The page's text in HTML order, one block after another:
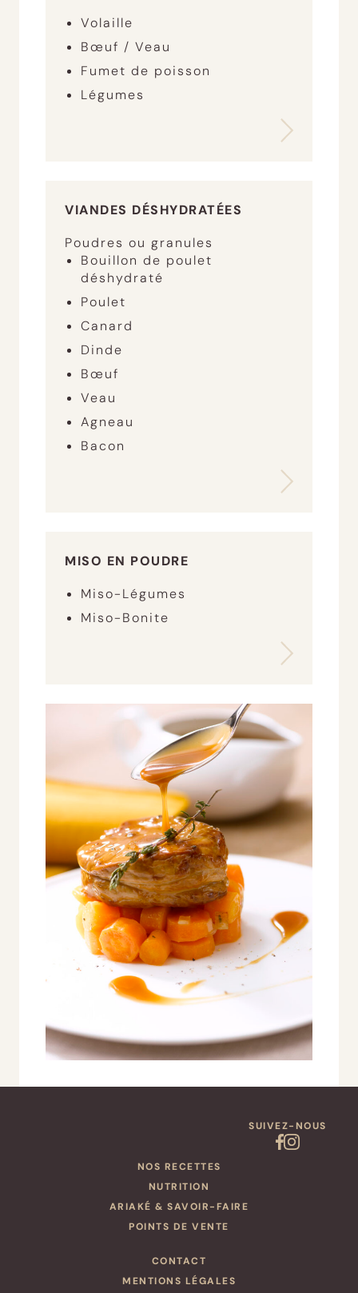
Volaille
Bœuf / Veau
Fumet de poisson
Légumes
VIANDES DÉSHYDRATÉES
Poudres ou granules
Bouillon de poulet
déshydraté
Poulet
Canard
Dinde
Bœuf
Veau
Agneau
Bacon
MISO EN POUDRE
Miso-Légumes
Miso-Bonite
NOS RECETTES
NUTRITION
ARIAKÉ & SAVOIR-FAIRE
POINTS DE VENTE
CONTACT
MENTIONS LÉGALES
SUIVEZ-NOUS